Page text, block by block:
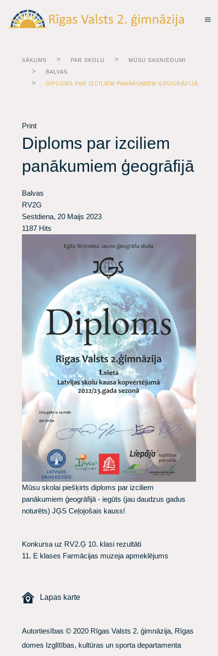
SĀKUMS PAR SKOLU
MŪSU SASNIEGUMI
BALVAS
DIPLOMS PAR IZCILIEM PANĀKUMIEM ĢEOGRĀFIJĀ
Print
Diploms par izciliem
panākumiem ģeogrāfijā
Balvas
RV2G
Sestdiena, 20 Maijs 2023
1187 Hits
Mūsu skolai piešķirts diploms par izciliem
panākumiem ģeogrāfijā - iegūts (jau daudzus gadus
noturēts) JĢS Ceļojošais kauss!
Konkursa uz RV2.Ģ 10. klasi rezultāti
11. E klases Farmācijas muzeja apmeklējums
Lapas karte
Autortiesības © 2020 Rīgas Valsts 2. ģimnāzija, Rīgas
domes Izglītības, kultūras un sporta departamenta